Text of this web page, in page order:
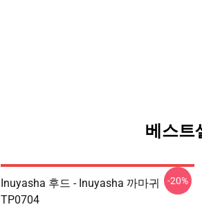
베스트
Inuyasha 후드 - Inuyasha 까마귀
TP0704
-20%